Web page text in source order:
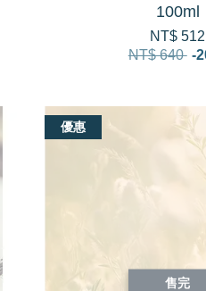
100ml
NT$ 512
NT$ 640 -
優惠
售完